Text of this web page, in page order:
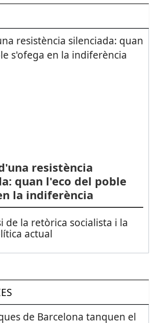
resistència
quan l'eco del poble
la indiferència
de la retòrica socialista i la
actual